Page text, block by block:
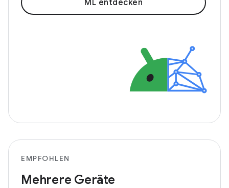
ML entdecken
EMPFOHLEN
Mehrere Geräte